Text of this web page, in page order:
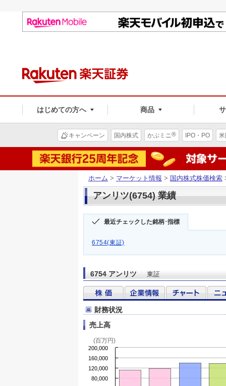
はじめての方へ 商品
キャンペーン 国内株式 かぶミニ® IPO・PO
ホーム > マーケット情報 > 国内株式株価検索
アンリツ(6754) 業績
最近チェックした銘柄･指標
6754(東証)
6754 アンリツ 東証